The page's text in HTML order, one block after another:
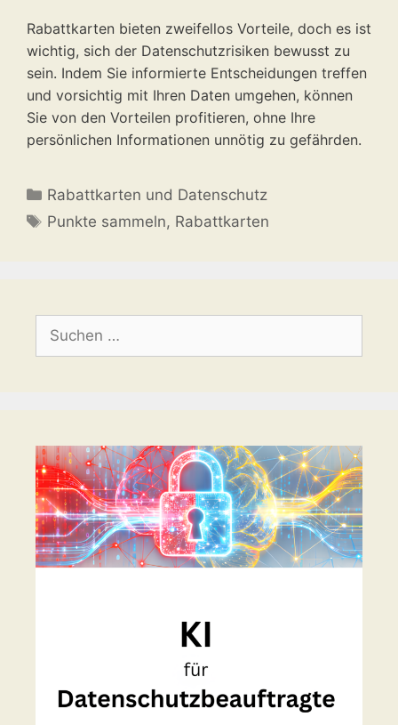
Rabattkarten bieten zweifellos Vorteile, doch es ist
wichtig, sich der Datenschutzrisiken bewusst zu
sein. Indem Sie informierte Entscheidungen treffen
und vorsichtig mit Ihren Daten umgehen, können
Sie von den Vorteilen profitieren, ohne Ihre
persönlichen Informationen unnötig zu gefährden.
Kategorien
Rabattkarten und Datenschutz
Schlagwörter
Punkte sammeln, Rabattkarten
Suchen
nach: